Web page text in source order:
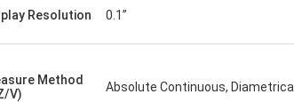
Resolution 0.1”
Method
V)
Absolute Continuous, Diametrical